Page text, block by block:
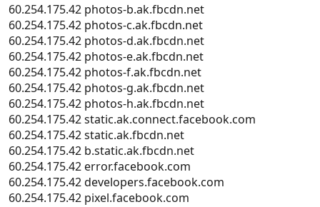
60.254.175.42 photos-b.ak.fbcdn.net
60.254.175.42 photos-c.ak.fbcdn.net
60.254.175.42 photos-d.ak.fbcdn.net
60.254.175.42 photos-e.ak.fbcdn.net
60.254.175.42 photos-f.ak.fbcdn.net
60.254.175.42 photos-g.ak.fbcdn.net
60.254.175.42 photos-h.ak.fbcdn.net
60.254.175.42 static.ak.connect.facebook.com
60.254.175.42 static.ak.fbcdn.net
60.254.175.42 b.static.ak.fbcdn.net
60.254.175.42 error.facebook.com
60.254.175.42 developers.facebook.com
60.254.175.42 pixel.facebook.com